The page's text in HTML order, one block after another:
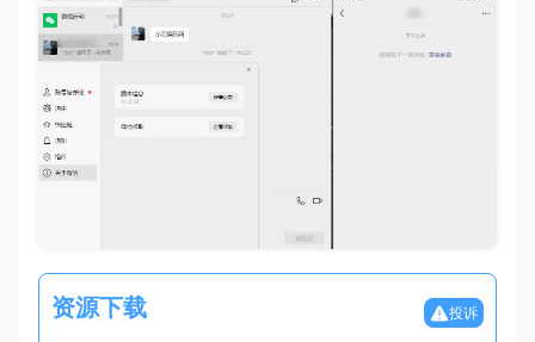
资源下载 投诉